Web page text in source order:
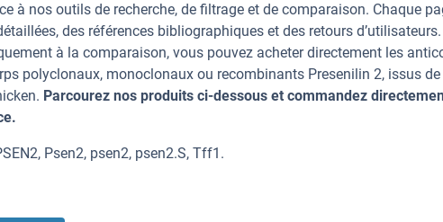
à nos outils de recherche, de filtrage et de comparaison. Chaque
des références bibliographiques et des retours d’utilisateurs.
à la comparaison, vous pouvez acheter directement les
polyclonaux, monoclonaux ou recombinants Presenilin 2, issus de
Parcourez nos produits ci-dessous et commandez
Psen2, psen2, psen2.S, Tff1.